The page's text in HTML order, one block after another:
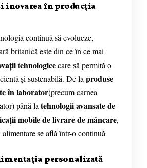
inovarea în producția
continuă să evolueze,
britanică este din ce în ce mai
tehnologicecare să permită o
și sustenabilă. De laproduse
în laborator(precum carnea
până latehnologii avansate de
mobile de livrare de mâncare,
se află într-o continuă
personalizată